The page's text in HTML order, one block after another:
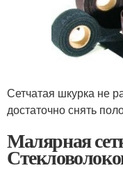
Сетчатая шкурка не
достаточно снять
Малярная